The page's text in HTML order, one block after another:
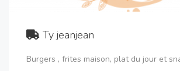
Ty jeanjean
Burgers , frites maison, plat du jour et